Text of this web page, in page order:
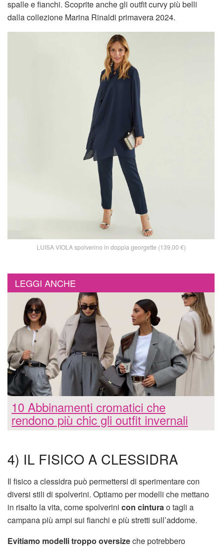
spalle e fianchi. Scoprite anche gli outfit curvy più belli
dalla collezione Marina Rinaldi primavera 2024.
LUISA VIOLA spolverino in doppia georgette (139,00 €)
LEGGI ANCHE
10 Abbinamenti cromatici che
rendono più chic gli outfit invernali
4) IL FISICO A CLESSIDRA
Il fisico a clessidra può permettersi di sperimentare con
diversi stili di spolverini. Optiamo per modelli che mettano
in risalto la vita, come spolverini con cinturao tagli a
campana più ampi sui fianchi e più stretti sull’addome.
Evitiamo modelli troppo oversizeche potrebbero